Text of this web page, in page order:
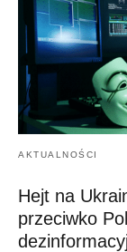
AKTUALNOŚCI
Hejt na
przeciwko